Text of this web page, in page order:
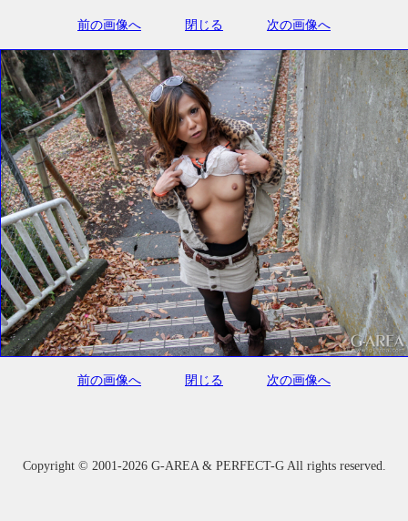
前の画像へ 閉じる 次の画像へ
前の画像へ 閉じる 次の画像へ
Copyright © 2001-2026 G-AREA & PERFECT-G All rights reserved.